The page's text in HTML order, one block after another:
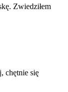
Zwiedziłem
chętnie się